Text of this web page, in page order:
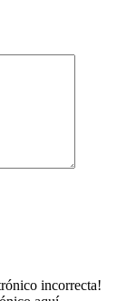
incorrecta!